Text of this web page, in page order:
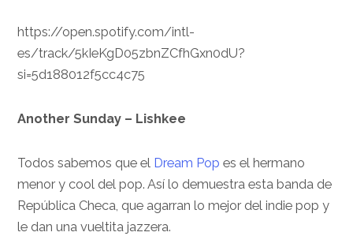
https://open.spotify.com/intl-
es/track/5kIeKgD05zbnZCfhGxn0dU?
si=5d188012f5cc4c75
Another Sunday – Lishkee
Todos sabemos que el Dream Pop es el hermano
menor y cool del pop. Así lo demuestra esta banda de
República Checa, que agarran lo mejor del indie pop y
le dan una vueltita jazzera.